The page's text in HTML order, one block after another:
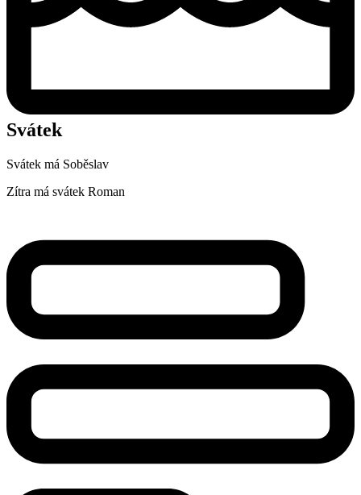
Svátek
Svátek má Soběslav
Zítra má svátek Roman